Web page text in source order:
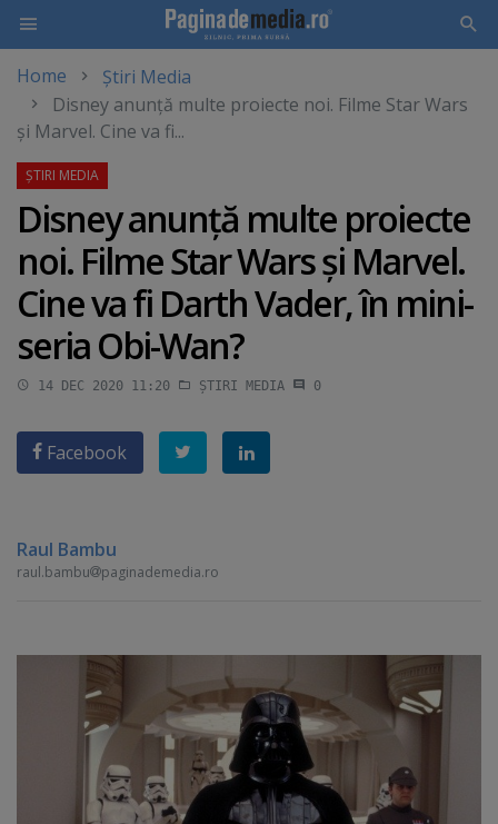
main
content
Home
Știri Media
Disney anunţă multe proiecte noi. Filme Star Wars
şi Marvel. Cine va fi...
Disney anunţă multe proiecte
noi. Filme Star Wars şi Marvel.
Cine va fi Darth Vader, în mini-
seria Obi-Wan?
14 DEC 2020 11:20 ȘTIRI MEDIA 0
Facebook
Raul Bambu
raul.bambu paginademedia.ro